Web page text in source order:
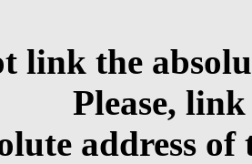
link the
Please,
address